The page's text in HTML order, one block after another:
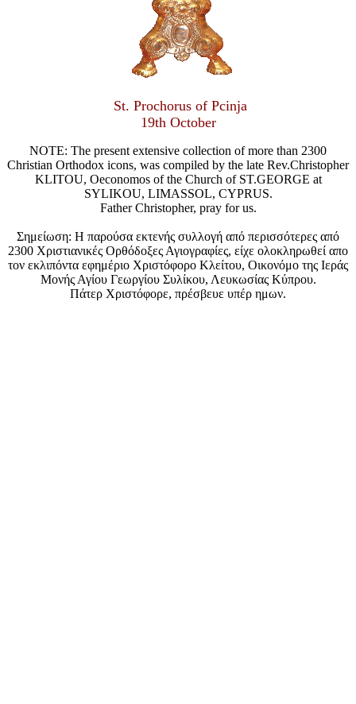
St. Prochorus of Pcinja
19th October
NOTE: The present extensive collection of more than 2300
Christian Orthodox icons, was compiled by the late Rev.Christopher
KLITOU, Oeconomos of the Church of ST.GEORGE at
SYLIKOU, LIMASSOL, CYPRUS.
Father Christopher, pray for us.
Σημείωση: Η παρούσα εκτενής συλλογή από περισσότερες από
2300 Χριστιανικές Ορθόδοξες Αγιογραφίες, είχε ολοκληρωθεί απο
τον εκλιπόντα εφημέριο Χριστόφορο Κλείτου, Οικονόμο της Ιεράς
Μονής Αγίου Γεωργίου Συλίκου, Λευκωσίας Κύπρου.
Πάτερ Χριστόφορε, πρέσβευε υπέρ ημων.